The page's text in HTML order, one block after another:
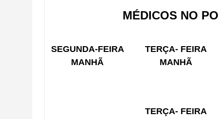
MÉDICOS NO
SEGUNDA-FEIRA
MANHÃ
TERÇA- FEIRA
MANHÃ
TERÇA- FEIRA